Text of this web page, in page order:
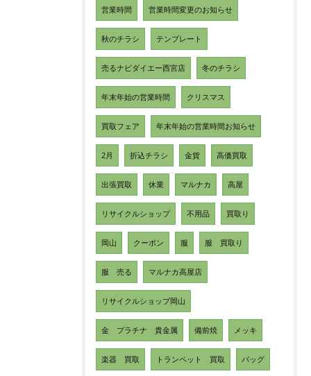
営業時間 営業時間変更のお知らせ
秋のチラシ テンプレート
売るナビダイエー西宮店 冬のチラシ
年末年始の営業時間 クリスマス
買取フェア 年末年始の営業時間お知らせ
2月 折込チラシ 金貨 高価買取
出張買取 休業 マルナカ 高屋
リサイクルショップ 不用品 買取り
岡山 クーポン 服 服 買取り
服 売る マルナカ高屋店
リサイクルショップ岡山
金 プラチナ 貴金属 備前焼 メッキ
楽器 買取 トランペット 買取 バッグ